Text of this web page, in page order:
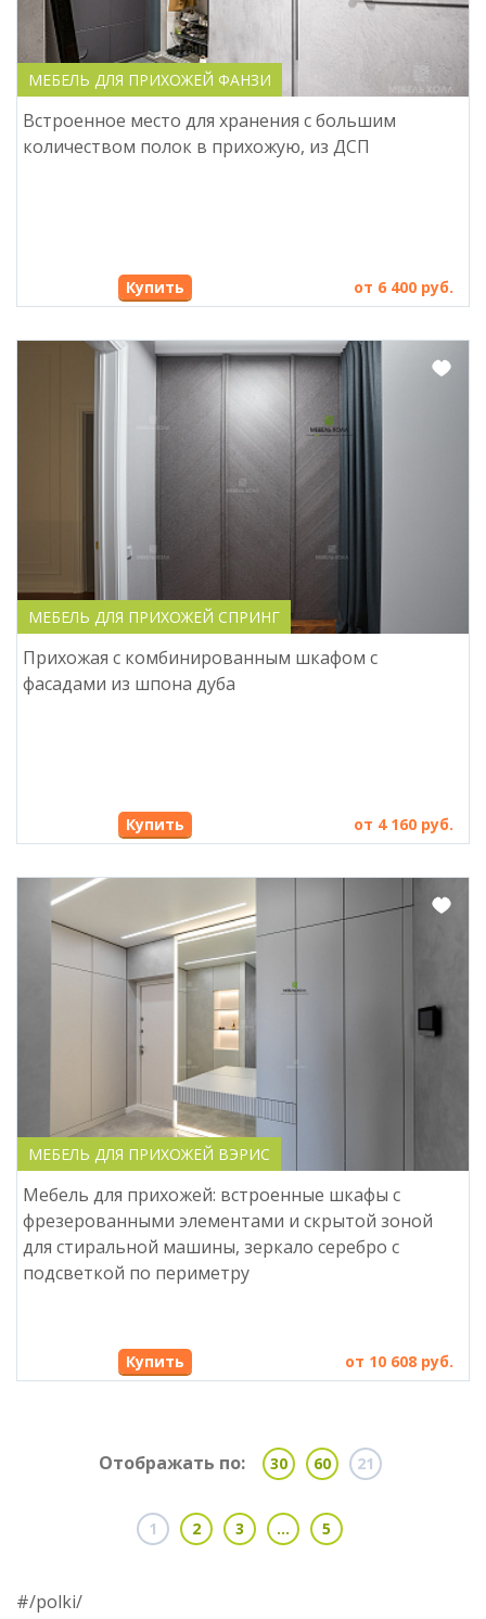
МЕБЕЛЬ ДЛЯ ПРИХОЖЕЙ ФАНЗИ
Встроенное место для хранения с большим
количеством полок в прихожую, из ДСП
Купить от 6 400 руб.
МЕБЕЛЬ ДЛЯ ПРИХОЖЕЙ СПРИНГ
Прихожая с комбинированным шкафом с
фасадами из шпона дуба
Купить от 4 160 руб.
МЕБЕЛЬ ДЛЯ ПРИХОЖЕЙ ВЭРИС
Мебель для прихожей: встроенные шкафы с
фрезерованными элементами и скрытой зоной
для стиральной машины, зеркало серебро с
подсветкой по периметру
Купить от 10 608 руб.
Отображать по: 30 60 21
1 2 3 ... 5
#/polki/